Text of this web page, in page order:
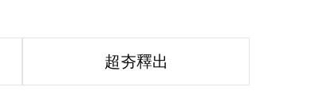
超夯釋出